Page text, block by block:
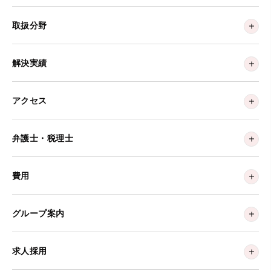
取扱分野
解決実績
アクセス
弁護士・税理士
費用
グループ案内
求人採用